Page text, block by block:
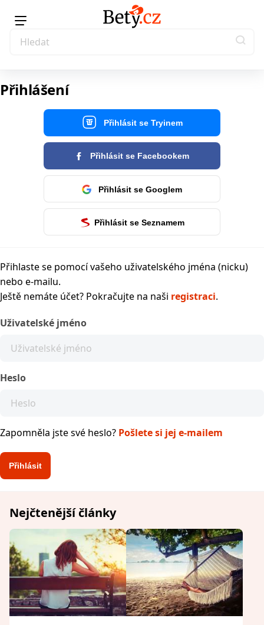
Přihlášení
Přihlásit se Tryinem
Přihlásit se Facebookem
Přihlásit se Googlem
Přihlásit se Seznamem
Přihlaste se pomocí vašeho uživatelského jména (nicku)
nebo e-mailu.
Ještě nemáte účet? Pokračujte na naši registraci.
Uživatelské jméno
Heslo
Zapomněla jste své heslo? Pošlete si jej e-mailem
Nejčtenější články